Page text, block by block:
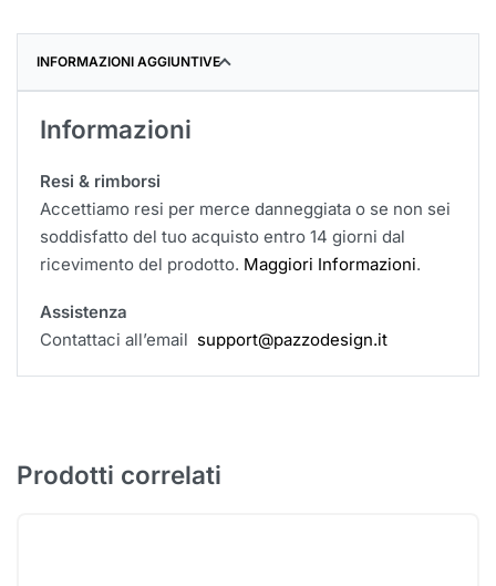
INFORMAZIONI AGGIUNTIVE
Informazioni
Resi & rimborsi
Accettiamo resi per merce danneggiata o se non sei
soddisfatto del tuo acquisto entro 14 giorni dal
ricevimento del prodotto. Maggiori Informazioni.
Assistenza
Contattaci all’email support@pazzodesign.it
Prodotti correlati